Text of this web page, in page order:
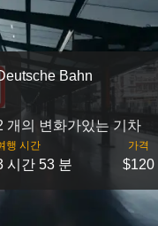
Bahn
개의 변화가있는 기차
행 시간
시간 53 분
가격
$120